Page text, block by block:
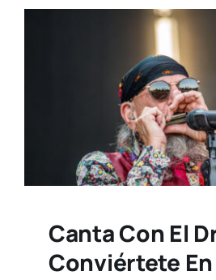
Canta Con El
Conviértete En